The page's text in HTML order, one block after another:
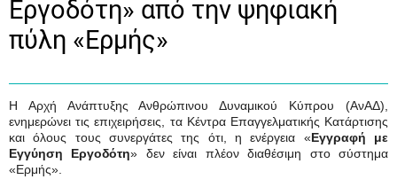
Εργοδότη» από την ψηφιακή
πύλη «Ερμής»
Η Αρχή Ανάπτυξης Ανθρώπινου Δυναμικού Κύπρου (ΑνΑΔ),
ενημερώνει τις επιχειρήσεις, τα Κέντρα Επαγγελματικής Κατάρτισης
και όλους τους συνεργάτες της ότι, η ενέργεια «Εγγραφή με
Εγγύηση Εργοδότη» δεν είναι πλέον διαθέσιμη στο σύστημα
«Ερμής».